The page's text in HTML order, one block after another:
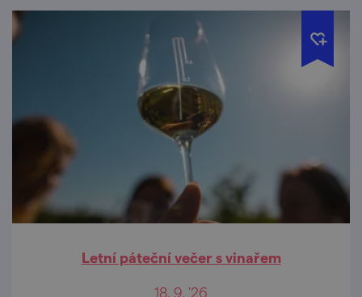
Letní páteční večer s vinařem
18. 9. '26